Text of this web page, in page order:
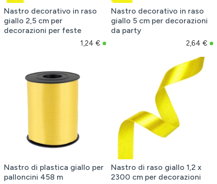
Nastro decorativo in raso
giallo 2,5 cm per
decorazioni per feste
1,24 €
Nastro decorativo in raso
giallo 5 cm per decorazioni
da party
2,64 €
Nastro di plastica giallo per
palloncini 458 m
Nastro di raso giallo 1,2 x
2300 cm per decorazioni